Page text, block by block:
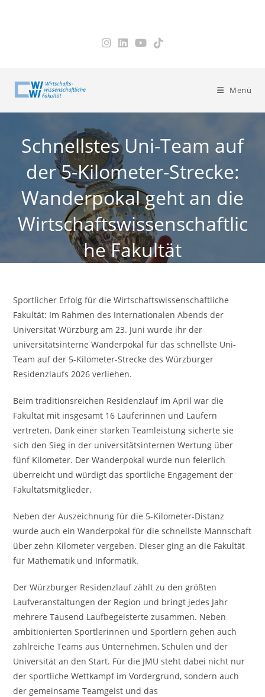
Menü
Schnellstes Uni-Team auf
der 5-Kilometer-Strecke:
Wanderpokal geht an die
Wirtschaftswissenschaftlic
he Fakultät
Sportlicher Erfolg für die Wirtschaftswissenschaftliche
Fakultät: Im Rahmen des Internationalen Abends der
Universität Würzburg am 23. Juni wurde ihr der
universitätsinterne Wanderpokal für das schnellste Uni-
Team auf der 5-Kilometer-Strecke des Würzburger
Residenzlaufs 2026 verliehen.
Beim traditionsreichen Residenzlauf im April war die
Fakultät mit insgesamt 16 Läuferinnen und Läufern
vertreten. Dank einer starken Teamleistung sicherte sie
sich den Sieg in der universitätsinternen Wertung über
fünf Kilometer. Der Wanderpokal wurde nun feierlich
überreicht und würdigt das sportliche Engagement der
Fakultätsmitglieder.
Neben der Auszeichnung für die 5-Kilometer-Distanz
wurde auch ein Wanderpokal für die schnellste Mannschaft
über zehn Kilometer vergeben. Dieser ging an die Fakultät
für Mathematik und Informatik.
Der Würzburger Residenzlauf zählt zu den größten
Laufveranstaltungen der Region und bringt jedes Jahr
mehrere Tausend Laufbegeisterte zusammen. Neben
ambitionierten Sportlerinnen und Sportlern gehen auch
zahlreiche Teams aus Unternehmen, Schulen und der
Universität an den Start. Für die JMU steht dabei nicht nur
der sportliche Wettkampf im Vordergrund, sondern auch
der gemeinsame Teamgeist und das